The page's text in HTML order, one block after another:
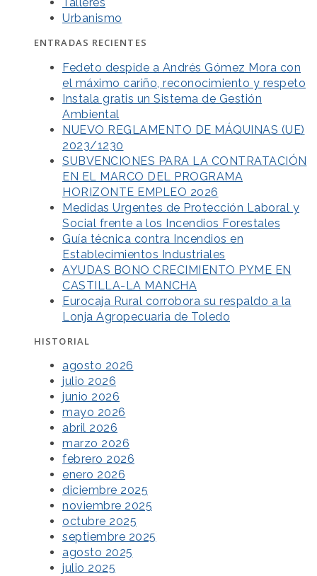
Urbanismo
ENTRADAS RECIENTES
Fedeto despide a Andrés Gómez Mora con
el máximo cariño, reconocimiento y respeto
Instala gratis un Sistema de Gestión
Ambiental
NUEVO REGLAMENTO DE MÁQUINAS (UE)
2023/1230
SUBVENCIONES PARA LA CONTRATACIÓN
EN EL MARCO DEL PROGRAMA
HORIZONTE EMPLEO 2026
Medidas Urgentes de Protección Laboral y
Social frente a los Incendios Forestales
Guía técnica contra Incendios en
Establecimientos Industriales
AYUDAS BONO CRECIMIENTO PYME EN
CASTILLA-LA MANCHA
Eurocaja Rural corrobora su respaldo a la
Lonja Agropecuaria de Toledo
HISTORIAL
agosto 2026
julio 2026
junio 2026
mayo 2026
abril 2026
marzo 2026
febrero 2026
enero 2026
diciembre 2025
noviembre 2025
octubre 2025
septiembre 2025
agosto 2025
julio 2025